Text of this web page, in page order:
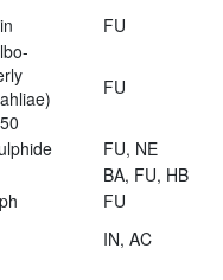
FU
FU
FU, NE
BA, FU, HB
FU
IN, AC